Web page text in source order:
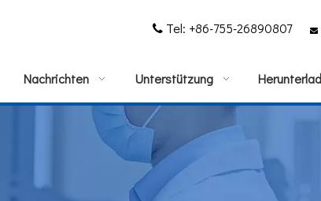
 Tel: +86-755-26890807 
Nachrichten Unterstützung